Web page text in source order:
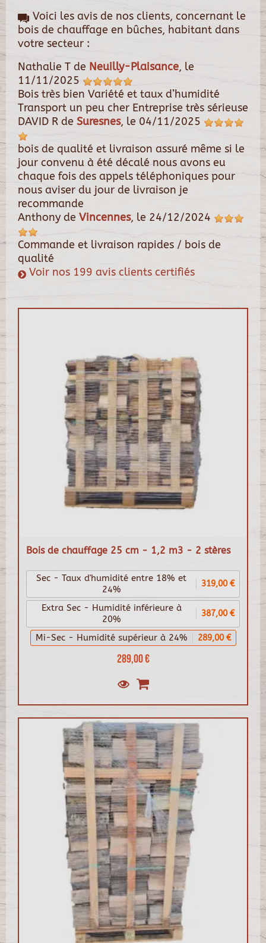
Voici les avis de nos clients, concernant le
bois de chauffage en bûches, habitant dans
votre secteur :
Nathalie T de Neuilly-Plaisance, le
11/11/2025
Bois très bien Variété et taux d’humidité
Transport un peu cher Entreprise très sérieuse
DAVID R de Suresnes, le 04/11/2025
bois de qualité et livraison assuré même si le
jour convenu à été décalé nous avons eu
chaque fois des appels téléphoniques pour
nous aviser du jour de livraison je
recommande
Anthony de Vincennes, le 24/12/2024
Commande et livraison rapides / bois de
qualité
Voir nos 199 avis clients certifiés
Bois de chauffage 25 cm - 1,2 m3 - 2 stères
289,00 €
Sec - Taux d'humidité entre 18% et
24%
319,00 €
Extra Sec - Humidité inférieure à
20%
387,00 €
Mi-Sec - Humidité supérieur à 24% 289,00 €